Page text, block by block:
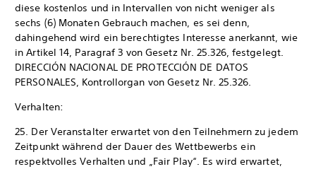
diese kostenlos und in Intervallen von nicht weniger als
sechs (6) Monaten Gebrauch machen, es sei denn,
dahingehend wird ein berechtigtes Interesse anerkannt, wie
in Artikel 14, Paragraf 3 von Gesetz Nr. 25.326, festgelegt.
DIRECCIÓN NACIONAL DE PROTECCIÓN DE DATOS
PERSONALES, Kontrollorgan von Gesetz Nr. 25.326.
Verhalten:
25. Der Veranstalter erwartet von den Teilnehmern zu jedem
Zeitpunkt während der Dauer des Wettbewerbs ein
respektvolles Verhalten und „Fair Play“. Es wird erwartet,